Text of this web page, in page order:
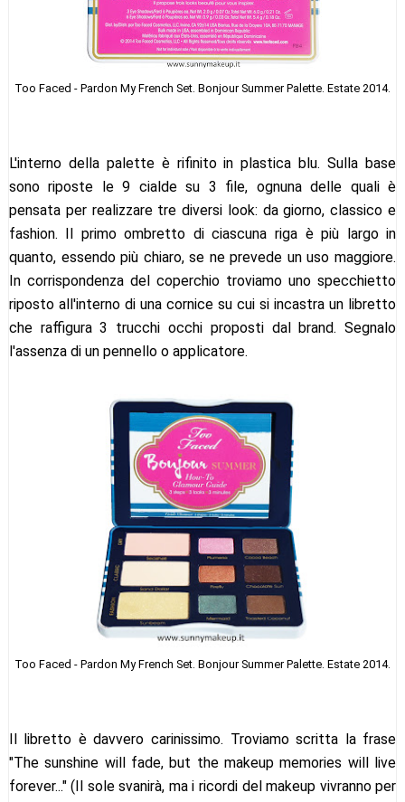
Too Faced - Pardon My French Set. Bonjour Summer Palette. Estate 2014.
L'interno della palette è rifinito in plastica blu. Sulla base
sono riposte le 9 cialde su 3 file, ognuna delle quali è
pensata per realizzare tre diversi look: da giorno, classico e
fashion. Il primo ombretto di ciascuna riga è più largo in
quanto, essendo più chiaro, se ne prevede un uso maggiore.
In corrispondenza del coperchio troviamo uno specchietto
riposto all'interno di una cornice su cui si incastra un libretto
che raffigura 3 trucchi occhi proposti dal brand. Segnalo
l'assenza di un pennello o applicatore.
Too Faced - Pardon My French Set. Bonjour Summer Palette. Estate 2014.
Il libretto è davvero carinissimo. Troviamo scritta la frase
"The sunshine will fade, but the makeup memories will live
forever..." (Il sole svanirà, ma i ricordi del makeup vivranno per